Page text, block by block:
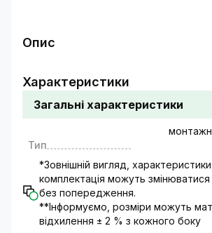
Опис
стовп. У комплект входить
кріплення з отворами під
та болти для встановлення.
та герметична коробка для
комплект не входять і
окремо.*
Характеристики
Загальні характеристики
Тип
*Зовнішній вигляд,
комплектація можуть
без попередження.
**Інформуємо, розміри можуть
відхилення ± 2 % з кожного боку